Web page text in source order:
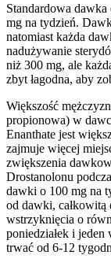
Standardowa
mg na tydzień.
natomiast każda
nadużywanie
niż 300 mg, ale
zbyt łagodna, aby
Większość
propionowa) w
Enanthate jest
zajmuje więcej
zwiększenia
Drostanolonu
dawki o 100 mg na
od dawki,
wstrzyknięcia o
poniedziałek i
trwać od 6-12